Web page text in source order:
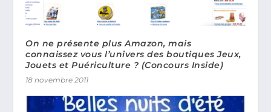
On ne présente plus Amazon, mais
connaissez vous l’univers des boutiques Jeux,
Jouets et Puériculture ? (Concours Inside)
18 novembre 2011